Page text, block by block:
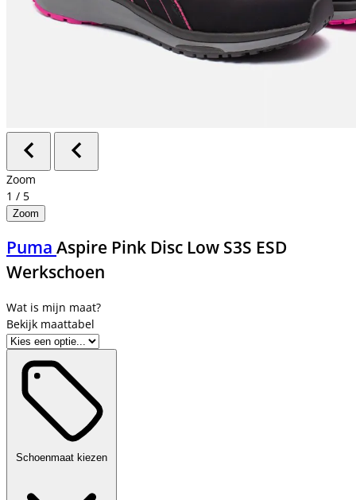
Zoom
1 / 5
Zoom
Puma Aspire Pink Disc Low S3S ESD
Werkschoen
Bekijk maattabel
Schoenmaat kiezen